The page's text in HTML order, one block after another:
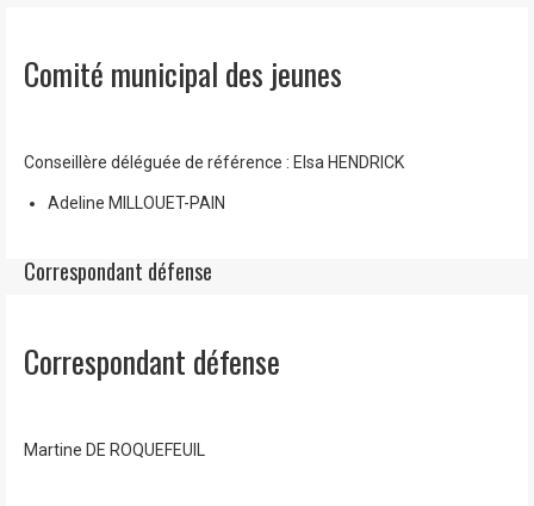
Comité municipal des jeunes
Conseillère déléguée de référence : Elsa HENDRICK
Adeline MILLOUET-PAIN
Correspondant défense
Correspondant défense
Martine DE ROQUEFEUIL